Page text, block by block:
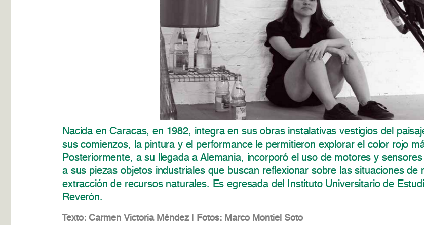
Nacida en Caracas, en 1982, integra en sus obras instalativas vestigios del
sus comienzos, la pintura y el performance le permitieron explorar el color rojo
Posteriormente, a su llegada a Alemania, incorporó el uso de motores y
a sus piezas objetos industriales que buscan reflexionar sobre las situaciones
extracción de recursos naturales. Es egresada del Instituto Universitario de
Reverón.
Texto: Carmen Victoria Méndez | Fotos: Marco Montiel Soto